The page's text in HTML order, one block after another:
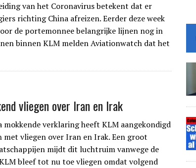
van het Coronavirus betekent dat er
richting China afreizen. Eerder deze week
de portemonnee belangrijke lijnen nog in
binnen KLM melden Aviationwatch dat het
vliegen over Iran en Irak
mokkende verklaring heeft KLM aangekondigd
vliegen over Iran en Irak. Een groot
mijdt dit luchtruim vanwege de
bleef tot nu toe vliegen omdat volgend